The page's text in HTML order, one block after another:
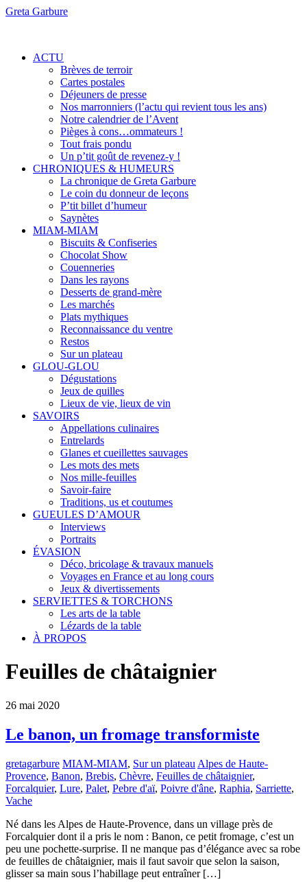
Greta Garbure
ACTU
Brèves de terroir
Cartes postales
Déjeuners de presse
Nos marronniers (l’actu qui revient tous les ans)
Notre calendrier de l’Avent
Pièges à cons…ommateurs !
Tout frais pondu
Un p’tit goût de revenez-y !
CHRONIQUES & HUMEURS
La chronique de Greta Garbure
Le coin du donneur de leçons
P’tit billet d’humeur
Saynètes
MIAM-MIAM
Biscuits & Confiseries
Chocolat Show
Couenneries
Dans les rayons
Desserts de grand-mère
Les marchés
Plats mythiques
Reconnaissance du ventre
Restos
Sur un plateau
GLOU-GLOU
Dégustations
Jeux de quilles
Lieux de vie, lieux de vin
SAVOIRS
Appellations culinaires
Entrelards
Glanes et cueillettes sauvages
Les mots des mets
Nos mille-feuilles
Savoir-faire
Traditions, us et coutumes
GUEULES D’AMOUR
Interviews
Portraits
ÉVASION
Déco, bricolage & travaux manuels
Voyages en France et au long cours
Jeux & divertissements
SERVIETTES & TORCHONS
Les arts de la table
Lézards de la table
À PROPOS
Feuilles de châtaignier
26 mai 2020
Le banon, un fromage transformiste
gretagarbure MIAM-MIAM, Sur un plateau Alpes de Haute-
Provence, Banon, Brebis, Chèvre, Feuilles de châtaignier,
Forcalquier, Lure, Palet, Pebre d'aï, Poivre d'âne, Raphia, Sarriette,
Vache
Né dans les Alpes de Haute-Provence, dans un village près de
Forcalquier dont il a pris le nom : Banon, ce petit fromage, c’est un
peu une pochette-surprise. Il ne manque pas d’élégance avec sa robe
de feuilles de châtaignier, mais il faut savoir que selon la saison,
glisser sa main sous l’habillage peut entraîner […]